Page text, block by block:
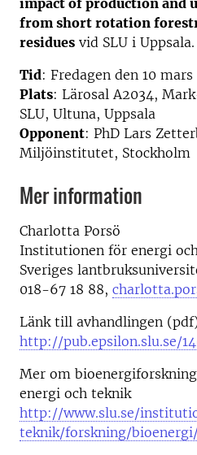
impact of production and
from short rotation
residues vid SLU i Uppsala.
Tid: Fredagen den 10
Plats: Lärosal A2034,
SLU, Ultuna, Uppsala
Opponent: PhD Lars
Miljöinstitutet, Stockholm
Mer information
Charlotta Porsö
Institutionen för energi
Sveriges
018-67 18 88,
Länk till avhandlingen
http://pub.epsilon.slu.se/
Mer om
energi och teknik
http://www.slu.se/
teknik/forskning/